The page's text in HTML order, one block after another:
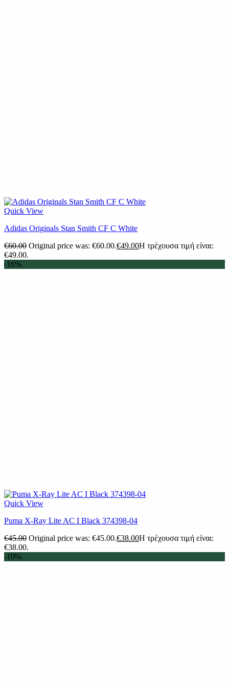
Quick View
Adidas Originals Stan Smith CF C White
€60.00 Original price was: €60.00.€49.00Η τρέχουσα τιμή είναι:
€49.00.
-16%
Quick View
Puma X-Ray Lite AC I Black 374398-04
€45.00 Original price was: €45.00.€38.00Η τρέχουσα τιμή είναι:
€38.00.
-10%